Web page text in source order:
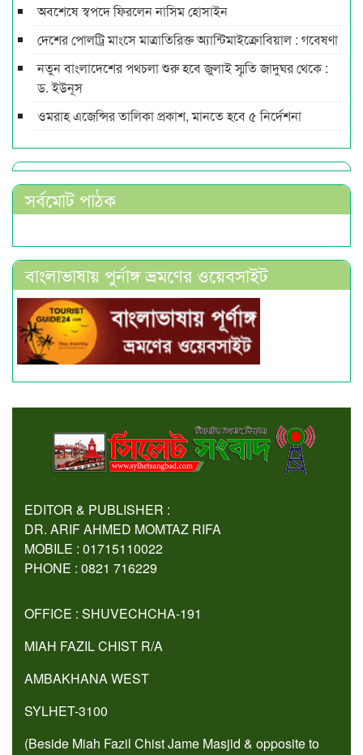
অবশেষে স্বপদে ফিরলেন নাসিম হোসাইন
দেশের পোলট্রি মাংসে মাত্রাতিরিক্ত অ্যান্টিমাইক্রোবিয়াল : গবেষণা
নতুন বাংলাদেশের পথচলা শুরু হবে জুলাই স্মৃতি জাদুঘর থেকে :
ড. ইউনূস
ওমরাহ এজেন্সির তালিকা প্রকাশ, মানতে হবে ৫ নির্দেশনা
সর্বমোট পাঠক
বাংলাভাষায় পুর্নাঙ্গ ভ্রমণের ওয়েবসাইট
EDITOR & PUBLISHER :
DR. ARIF AHMED MOMTAZ RIFA
MOBILE : 01715110022
PHONE : 0821 716229
OFFICE : SHUVECHCHA-191
MIAH FAZIL CHIST R/A
AMBAKHANA WEST
SYLHET-3100
(Beside Miah Fazil Chist Jame Masjid & opposite to